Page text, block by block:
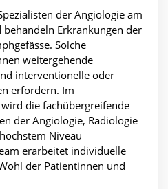
der Angiologie am
behandeln Erkrankungen der
Solche
weitergehende
interventionelle oder
erfordern. Im
wird die fachübergreifende
der Angiologie, Radiologie
Niveau
erarbeitet individuelle
der Patientinnen und